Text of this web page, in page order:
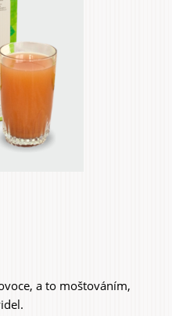
a bytu
a to moštováním,